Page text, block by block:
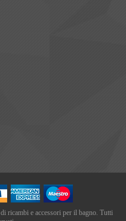
ricambi e accessori per il bagno. Tutti